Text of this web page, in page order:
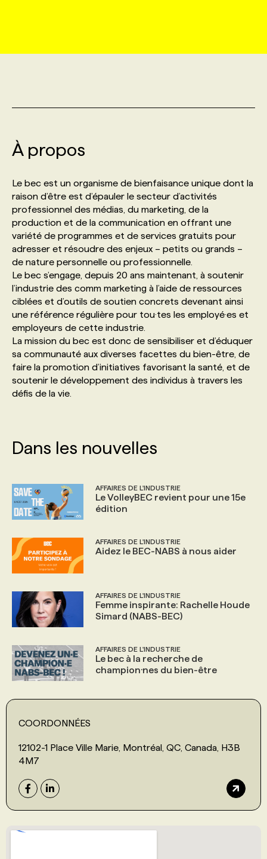
INITIATIVES NUMÉRIQUES
PRIX ET DISTINCTIONS
TENDANCES
MARKETING DURABLE
ÉVÉNEMENTIEL
NOS AUTEUR‧RICES
ANNONCEZ AVEC NOUS
PROFIL ENTREPRISE
FAQ
ANNONCEZ AVEC NOUS
PROFIL CANDIDAT
ANNONCEZ AVEC NOUS
NOS PARCOURS DE FORMATIONS
FORMATIONS PERSONNALISÉES
NOS FORMATEUR‧RICES
POURQUOI CHOISIR NOS FORMATIONS
NOS TARIFS
PROGRAMMES DE SUBVENTIONS
FAQ
ANNONCEZ AVEC NOUS
SERVICE DE CHASSE DE TÊTE
NOS TARIFS
NOS EXPERTISES
FAQ
ANNONCEZ AVEC NOUS
À propos
Le bec est un organisme de bienfaisance unique dont la
raison d’être est d’épauler le secteur d’activités
professionnel des médias, du marketing, de la
production et de la communication en offrant une
variété de programmes et de services gratuits pour
adresser et résoudre des enjeux – petits ou grands –
de nature personnelle ou professionnelle.
Le bec s’engage, depuis 20 ans maintenant, à soutenir
l’industrie des comm marketing à l’aide de ressources
ciblées et d’outils de soutien concrets devenant ainsi
une référence régulière pour tou·tes les employé·es et
employeurs de cette industrie.
La mission du bec est donc de sensibiliser et d’éduquer
sa communauté aux diverses facettes du bien-être, de
faire la promotion d’initiatives favorisant la santé, et de
soutenir le développement des individus à travers les
défis de la vie.
Dans les nouvelles
AFFAIRES DE L'INDUSTRIE
Le VolleyBEC revient pour une 15e
édition
AFFAIRES DE L'INDUSTRIE
Aidez le BEC-NABS à nous aider
AFFAIRES DE L'INDUSTRIE
Femme inspirante: Rachelle Houde
Simard (NABS-BEC)
AFFAIRES DE L'INDUSTRIE
Le bec à la recherche de
champion·nes du bien-être
COORDONNÉES
12102-1 Place Ville Marie, Montréal, QC, Canada, H3B
4M7